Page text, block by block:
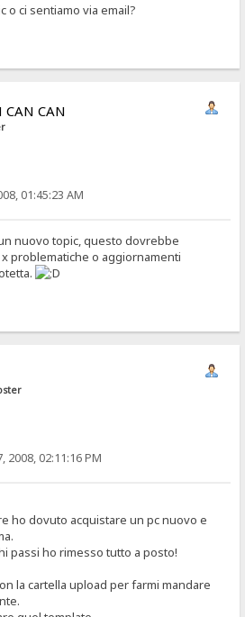
o ci sentiamo via email?
CAN CAN
01:45:23 AM
nuovo topic, questo dovrebbe
problematiche o aggiornamenti
2008, 02:11:16 PM
ho dovuto acquistare un pc nuovo e
passi ho rimesso tutto a posto!
la cartella upload per farmi mandare